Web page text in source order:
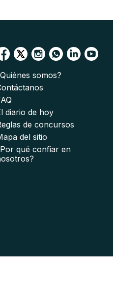
somos?
diario de hoy
de concursos
del sitio
qué confiar en